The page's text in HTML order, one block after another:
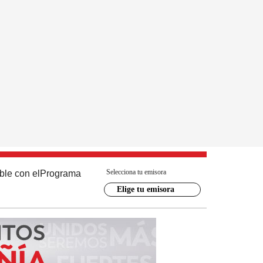
con el Programa Selecciona tu emisora
Elige tu emisora